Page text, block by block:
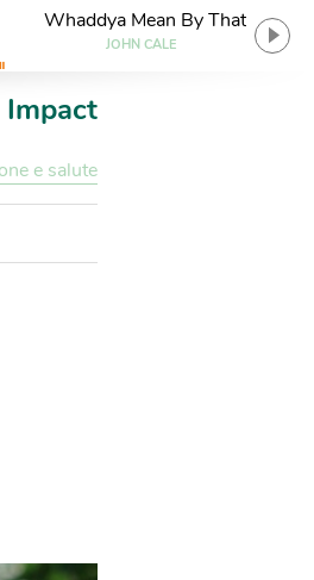
Whaddya Mean By That
JOHN CALE
Impact
e salute